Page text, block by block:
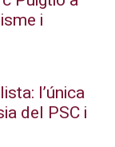
i
l’única
del PSC i